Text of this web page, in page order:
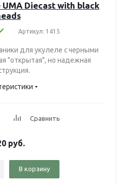
Diecast with black
Артикул: 1415
для укулеле с черными
"открытая", но надежная
Сравнить
руб.
В корзину